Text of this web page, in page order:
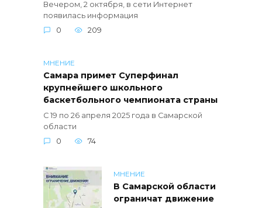
Вечером, 2 октября, в сети Интернет
появилась информация
0
209
МНЕНИЕ
Самара примет Суперфинал
крупнейшего школьного
баскетбольного чемпионата страны
С 19 по 26 апреля 2025 года в Самарской
области
0
74
МНЕНИЕ
В Самарской области
ограничат движение